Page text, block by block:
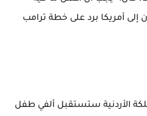
أمريكا برد على خطة ترامب
الأردنية ستستقبل ألفي طفل